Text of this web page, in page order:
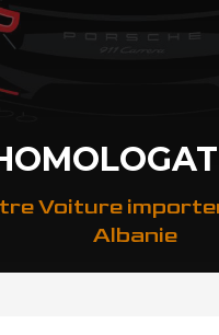
Voiture
Albanie